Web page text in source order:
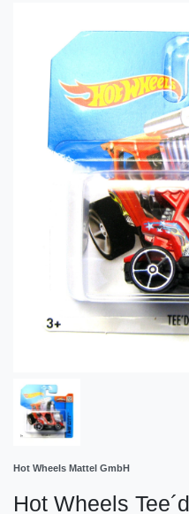
Hot Wheels Mattel GmbH
Hot Wheels